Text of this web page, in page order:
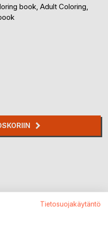
book, Adult Coloring,
Tietosuojakäytäntö